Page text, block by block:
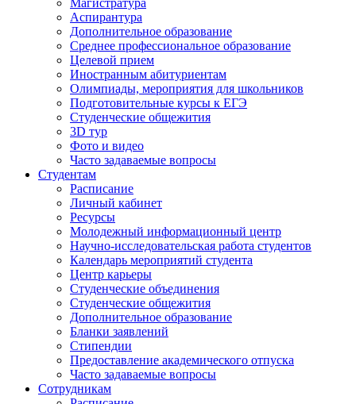
Магистратура
Аспирантура
Дополнительное образование
Среднее профессиональное образование
Целевой прием
Иностранным абитуриентам
Олимпиады, мероприятия для школьников
Подготовительные курсы к ЕГЭ
Студенческие общежития
3D тур
Фото и видео
Часто задаваемые вопросы
Студентам
Расписание
Личный кабинет
Ресурсы
Молодежный информационный центр
Научно-исследовательская работа студентов
Календарь мероприятий студента
Центр карьеры
Студенческие объединения
Студенческие общежития
Дополнительное образование
Бланки заявлений
Стипендии
Предоставление академического отпуска
Часто задаваемые вопросы
Сотрудникам